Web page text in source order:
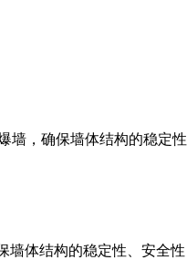
墙，确保墙体结构的稳定
体结构的稳定性、安全